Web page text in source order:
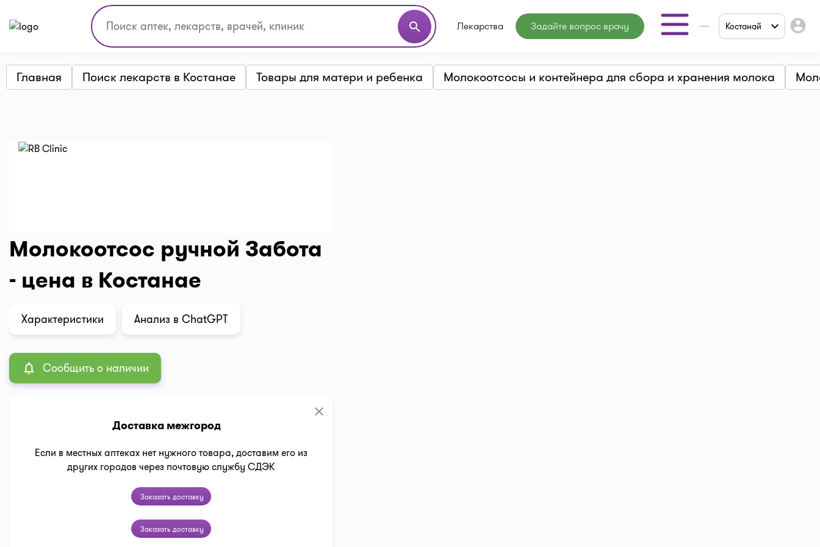
search Лекарства Задайте вопрос врачу
Аптеки
Мед. центры
Костанай account_circle
Главная Поиск лекарств в Костанае Товары для матери и ребенка Молокоотсосы и контейнера для сбора и хранения молока
Молокоотсос ручной Забота
- цена в Костанае
Характеристики Анализ в ChatGPT
Сообщить о наличии
Доставка межгород
clear
Если в местных аптеках нет нужного товара, доставим его из
других городов через почтовую службу СДЭК
Заказать доставку
Заказать доставку